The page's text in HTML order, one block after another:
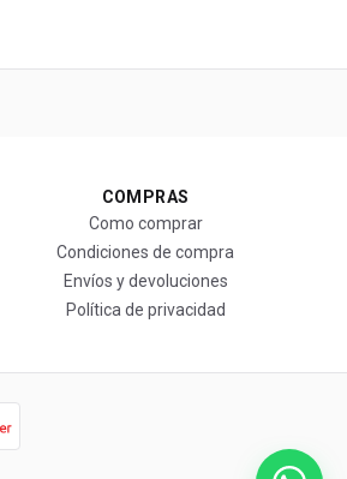
COMPRAS
Como comprar
Condiciones de compra
Envíos y devoluciones
Política de privacidad